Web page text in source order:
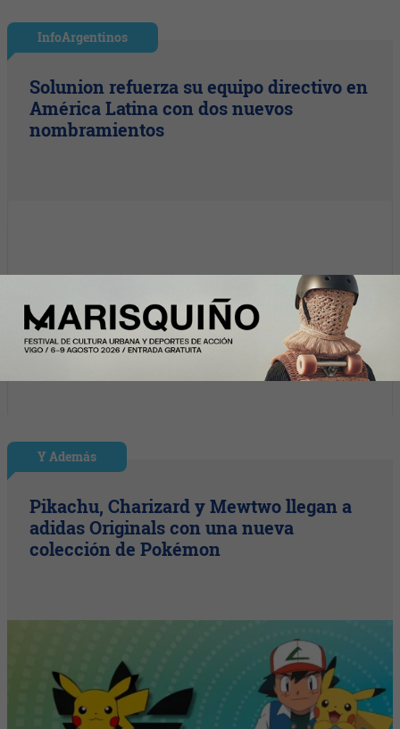
InfoArgentinos
Solunion refuerza su equipo directivo en
América Latina con dos nuevos
nombramientos
Y Además
Pikachu, Charizard y Mewtwo llegan a
adidas Originals con una nueva
colección de Pokémon